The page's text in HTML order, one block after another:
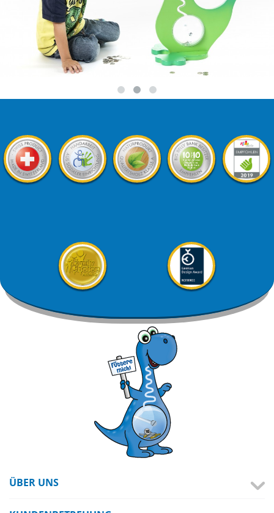
ÜBER UNS